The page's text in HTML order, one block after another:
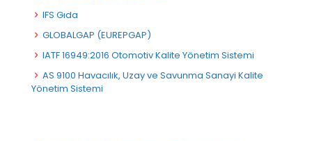
IFS Gıda
GLOBALGAP (EUREPGAP)
IATF 16949:2016 Otomotiv Kalite Yönetim Sistemi
AS 9100 Havacılık, Uzay ve Savunma Sanayi Kalite
Yönetim Sistemi